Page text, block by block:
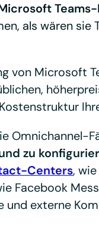
als wären sie
von Microsoft
Omnichannel-
zu
Centers,
Facebook
und externe